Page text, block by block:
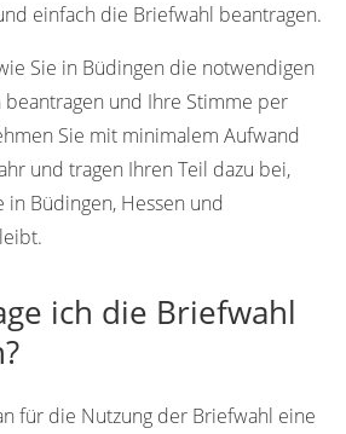
einfach die Briefwahl beantragen.
Sie in Büdingen die notwendigen
und Ihre Stimme per
Sie mit minimalem Aufwand
und tragen Ihren Teil dazu bei,
Büdingen, Hessen und
ich die Briefwahl
für die Nutzung der Briefwahl eine